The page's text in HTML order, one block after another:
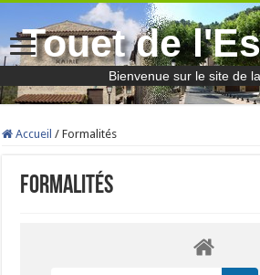
Touet de
Bienvenue sur le site de
Accueil / Formalités
Formalités